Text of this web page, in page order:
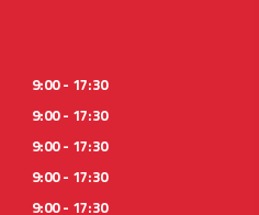
9:00 - 17:30
9:00 - 17:30
9:00 - 17:30
9:00 - 17:30
9:00 - 17:30